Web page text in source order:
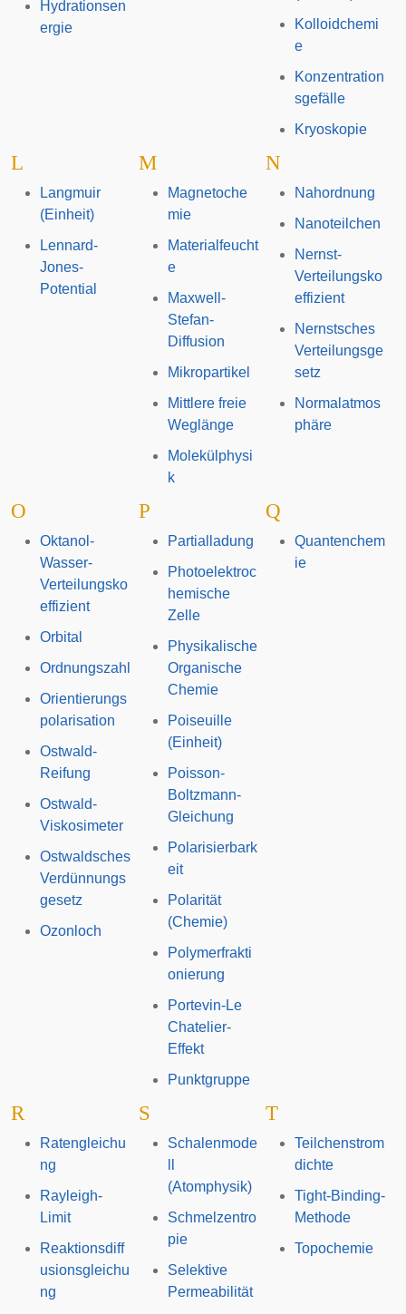
Hydrationsen
ergie
Kolloidchemi
e
Konzentration
sgefälle
Kryoskopie
L
Langmuir
(Einheit)
Lennard-
Jones-
Potential
M
Magnetoche
mie
Materialfeucht
e
Maxwell-
Stefan-
Diffusion
Mikropartikel
Mittlere freie
Weglänge
Molekülphysi
k
N
Nahordnung
Nanoteilchen
Nernst-
Verteilungsko
effizient
Nernstsches
Verteilungsge
setz
Normalatmos
phäre
O
Oktanol-
Wasser-
Verteilungsko
effizient
Orbital
Ordnungszahl
Orientierungs
polarisation
Ostwald-
Reifung
Ostwald-
Viskosimeter
Ostwaldsches
Verdünnungs
gesetz
Ozonloch
P
Partialladung
Photoelektroc
hemische
Zelle
Physikalische
Organische
Chemie
Poiseuille
(Einheit)
Poisson-
Boltzmann-
Gleichung
Polarisierbark
eit
Polarität
(Chemie)
Polymerfrakti
onierung
Portevin-Le
Chatelier-
Effekt
Punktgruppe
Q
Quantenchem
ie
R
Ratengleichu
ng
Rayleigh-
Limit
Reaktionsdiff
usionsgleichu
ng
S
Schalenmode
(Atomphysik)
Schmelzentro
pie
Selektive
Permeabilität
T
Teilchenstrom
dichte
Tight-Binding-
Methode
Topochemie